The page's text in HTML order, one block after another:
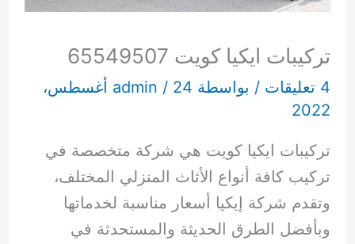
تركيبات ايكيا كويت 65549507
4 تعليقات / بواسطة admin /
24 أغسطس،
2022
تركيبات ايكيا كويت هي شركة متخصصة في
تركيب كافة أنواع الأثاث المنزلي المختلف،
وتقدم شركة إيكيا أسعار مناسبة لخدماتها
وبأفضل الطرق الحديثة والمستحدثة في